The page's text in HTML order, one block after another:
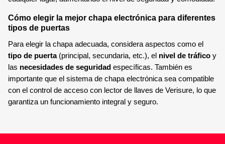
Cómo elegir la mejor chapa electrónica para diferentes
tipos de puertas
Para elegir la chapa adecuada, considera aspectos como el
tipo de puerta(principal, secundaria, etc.), el nivel de tráfico y
las necesidades de seguridad específicas. También es
importante que el sistema de chapa electrónica sea compatible
con el control de acceso con lector de llaves de Verisure, lo que
garantiza un funcionamiento integral y seguro.